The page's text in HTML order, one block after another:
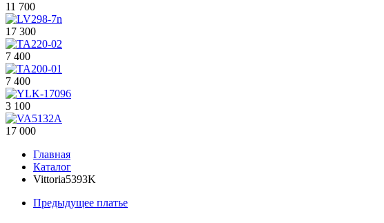
11 700
17 300
7 400
7 400
3 100
17 000
Главная
Каталог
Vittoria5393K
Предыдущее платье